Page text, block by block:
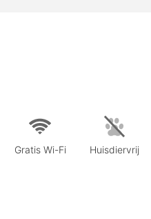
Gratis Wi-Fi Huisdiervrij